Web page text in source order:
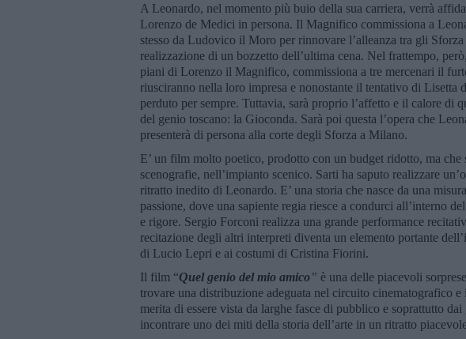
A Leonardo, nel momento più buio della sua carriera, verrà
Lorenzo de Medici in persona. Il Magnifico commissiona a
stesso da Ludovico il Moro per rinnovare l’alleanza tra gli
realizzazione di un bozzetto dell’ultima cena. Nel frattempo,
piani di Lorenzo il Magnifico, commissiona a tre mercenari il
riusciranno nella loro impresa e nonostante il tentativo di Lisetta
perduto per sempre. Tuttavia, sarà proprio l’affetto e il calore di
del genio toscano: la Gioconda. Sarà poi questa l’opera che
presenterà di persona alla corte degli Sforza a Milano.
E’ un film molto poetico, prodotto con un budget ridotto, ma
scenografie, nell’impianto scenico. Sarti ha saputo realizzare
ritratto inedito di Leonardo. E’ una storia che nasce da una
passione, dove una sapiente regia riesce a condurci all’interno
e rigore. Sergio Forconi realizza una grande performance
recitazione degli altri interpreti diventa un elemento portante
di Lucio Lepri e ai costumi di Cristina Fiorini.
Il film “Quel genio del mio amico” è una delle piacevoli
trovare una distribuzione adeguata nel circuito cinematografico
merita di essere vista da larghe fasce di pubblico e soprattutto
incontrare uno dei miti della storia dell’arte in un ritratto